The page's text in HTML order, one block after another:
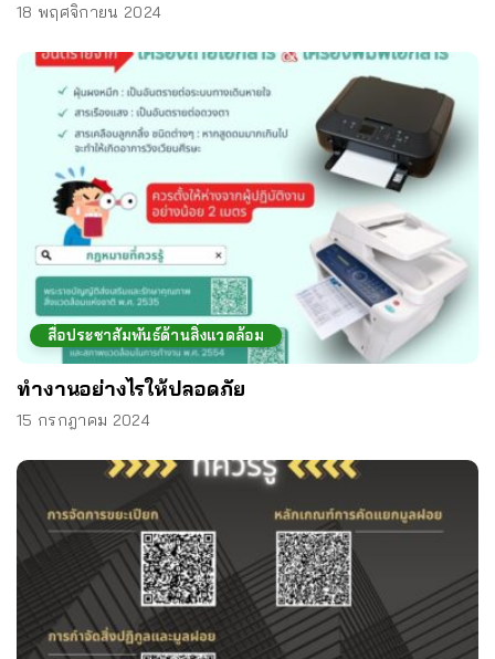
18 พฤศจิกายน 2024
สื่อประชาสัมพันธ์ด้านสิ่งแวดล้อม
ทำงานอย่างไรให้ปลอดภัย
15 กรกฎาคม 2024